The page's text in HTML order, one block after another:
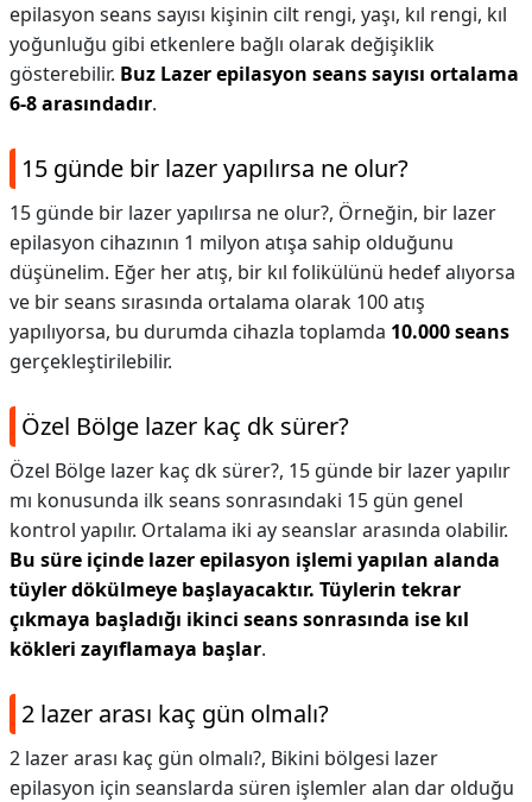
epilasyon seans sayısı kişinin cilt rengi, yaşı, kıl rengi, kıl
yoğunluğu gibi etkenlere bağlı olarak değişiklik
gösterebilir. Buz Lazer epilasyon seans sayısı ortalama
6-8 arasındadır.
15 günde bir lazer yapılırsa ne olur?
15 günde bir lazer yapılırsa ne olur?, Örneğin, bir lazer
epilasyon cihazının 1 milyon atışa sahip olduğunu
düşünelim. Eğer her atış, bir kıl folikülünü hedef alıyorsa
ve bir seans sırasında ortalama olarak 100 atış
yapılıyorsa, bu durumda cihazla toplamda 10.000 seans
gerçekleştirilebilir.
Özel Bölge lazer kaç dk sürer?
Özel Bölge lazer kaç dk sürer?, 15 günde bir lazer yapılır
mı konusunda ilk seans sonrasındaki 15 gün genel
kontrol yapılır. Ortalama iki ay seanslar arasında olabilir.
Bu süre içinde lazer epilasyon işlemi yapılan alanda
tüyler dökülmeye başlayacaktır. Tüylerin tekrar
çıkmaya başladığı ikinci seans sonrasında ise kıl
kökleri zayıflamaya başlar.
2 lazer arası kaç gün olmalı?
2 lazer arası kaç gün olmalı?, Bikini bölgesi lazer
epilasyon için seanslarda süren işlemler alan dar olduğu